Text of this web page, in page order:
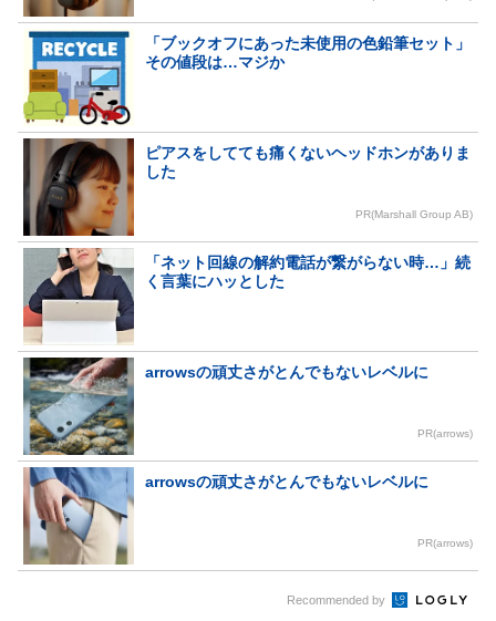
「ブックオフにあった未使用の色鉛筆セット」
その値段は…マジか
ピアスをしてても痛くないヘッドホンがありま
した
PR(Marshall Group AB)
「ネット回線の解約電話が繋がらない時…」続
く言葉にハッとした
arrowsの頑丈さがとんでもないレベルに
PR(arrows)
arrowsの頑丈さがとんでもないレベルに
PR(arrows)
Recommended by